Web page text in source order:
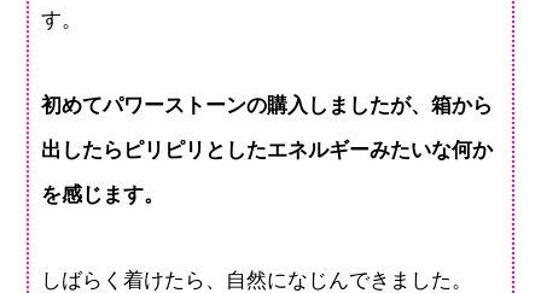
す。
初めてパワーストーンの購入しましたが、箱から
出したらピリピリとしたエネルギーみたいな何か
を感じます。
しばらく着けたら、自然になじんできました。